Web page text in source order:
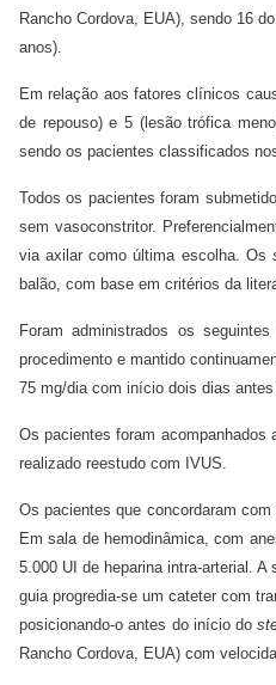
Rancho Cordova, EUA), sendo 16
anos).
Em relação aos fatores clínicos
de repouso) e 5 (lesão trófica
sendo os pacientes classificados
Todos os pacientes foram
sem vasoconstritor.
via axilar como última escolha. Os
balão, com base em critérios da
Foram administrados os
procedimento e mantido
75 mg/dia com início dois dias
Os pacientes foram
realizado reestudo com IVUS.
Os pacientes que concordaram
Em sala de hemodinâmica, com
5.000 UI de heparina intra-arterial.
guia progredia-se um cateter com
posicionando-o antes do início do
Rancho Cordova, EUA) com